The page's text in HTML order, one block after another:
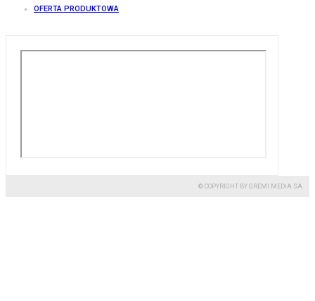
OFERTA PRODUKTOWA
© COPYRIGHT BY GREMI MEDIA SA